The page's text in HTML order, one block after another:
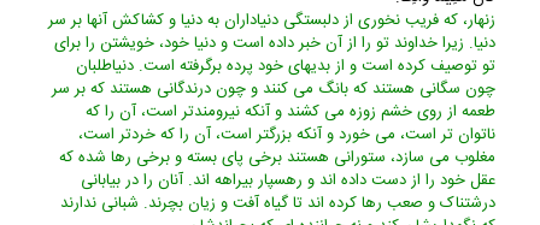
زنهار، که فریب نخورى از دلبستگى دنیاداران به دنیا و کشاکش آنها بر سر
دنیا. زیرا خداوند تو را از آن خبر داده است و دنیا خود، خویشتن را براى
تو توصیف کرده است و از بدیهاى خود پرده برگرفته است. دنیاطلبان
چون سگانى هستند که بانگ مى کنند و چون درندگانى هستند که بر سر
طعمه از روى خشم زوزه مى کشند و آنکه نیرومندتر است، آن را که
ناتوان تر است، مى خورد و آنکه بزرگتر است، آن را که خردتر است،
مغلوب مى سازد، ستورانى هستند برخى پاى بسته و برخى رها شده که
عقل خود را از دست داده اند و رهسپار بیراهه اند. آنان را در بیابانى
درشتناک و صعب رها کرده اند تا گیاه آفت و زیان بچرند. شبانى ندارند